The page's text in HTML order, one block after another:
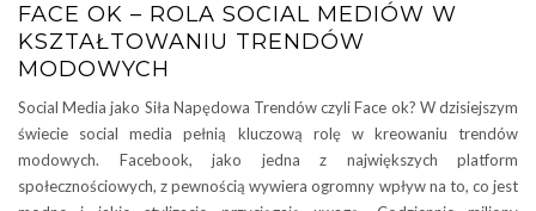
FACE OK – ROLA SOCIAL MEDIÓW W
KSZTAŁTOWANIU TRENDÓW
MODOWYCH
Social Media jako Siła Napędowa Trendów czyli Face ok? W dzisiejszym
świecie social media pełnią kluczową rolę w kreowaniu trendów
modowych. Facebook, jako jedna z największych platform
społecznościowych, z pewnością wywiera ogromny wpływ na to, co jest